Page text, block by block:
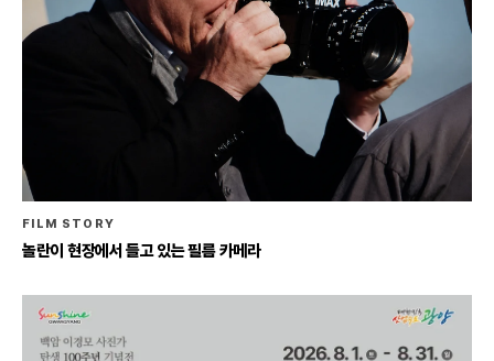
FILM STORY
놀란이 현장에서 들고 있는 필름 카메라